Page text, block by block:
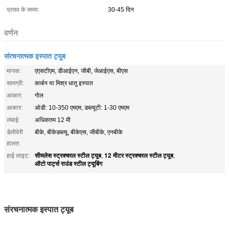
प्रसव के समय:
30-45 दिन
वर्णन
संरचनात्मक इस्पात ट्यूब
मानक:
एएसटीएम, डीआईएन, जीबी, जेआईएस, बीएस
सामग्री:
कार्बन या मिश्र धातु इस्पात
आकार:
गोल
आकार:
ओडी: 10-350 एमएम, डब्ल्यूटी: 1-30 एमएम
लंबाई:
अधिकतम 12 मी
डेलीवेरी
हालत:
बीके, बीकेडब्ल्यू, बीकेएस, जीबीके, एनबीके
हाई लाइट: सीमलेस स्ट्रक्चरल स्टील ट्यूब, 12 मीटर स्ट्रक्चरल स्टील ट्यूब,
ऑटो पार्ट्स राउंड स्टील ट्यूबिंग
संरचनात्मक इस्पात ट्यूब